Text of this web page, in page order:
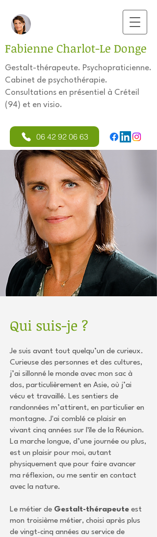
Fabienne Charlot-Le Donge
Gestalt-thérapeute. Psychopraticienne.
Cabinet de psychothérapie.
Consultations en présentiel à Créteil
(94) et en visio.
06 42 92 06 63
Qui suis-je ?
Je suis avant tout quelqu’un de curieux.
Curieuse des personnes et des cultures,
j’ai sillonné le monde avec mon sac à
dos, particulièrement en Asie, où j’ai
vécu et travaillé. Les sentiers de
randonnées m’attirent, en particulier en
montagne. J'ai comblé ce plaisir en
vivant cinq années sur l'île de la Réunion.
La marche longue, d’une journée ou plus,
est un plaisir pour moi, autant
physiquement que pour faire avancer
ma réflexion, ou me sentir en contact
avec la nature.
Le métier de Gestalt-thérapeute est
mon troisième métier, choisi après plus
de vingt-cinq années au service de